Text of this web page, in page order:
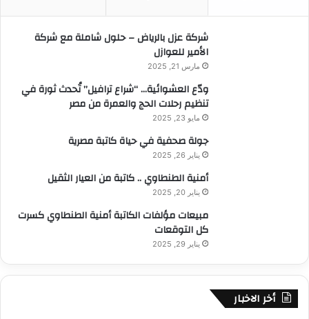
شركة عزل بالرياض – حلول شاملة مع شركة
الأمير للعوازل
مارس 21, 2025
ودّع العشوائية… “شراع ترافيل” تُحدث ثورة في
تنظيم رحلات الحج والعمرة من مصر
مايو 23, 2025
جولة صحفية في حياة كاتبة مصرية
يناير 26, 2025
أمنية الطنطاوي .. كاتبة من العيار الثقيل
يناير 20, 2025
مبيعات مؤلفات الكاتبة أمنية الطنطاوي كسرت
كل التوقعات
يناير 29, 2025
أخر الاخبار